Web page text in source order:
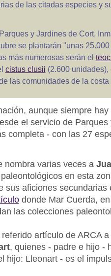
de las citadas especies y
y Jardines de Cort,
se plantarán "unas
más numerosas serán el
cistus clusii (2.600 unidades),
las comunidades de la
aunque siempre
el servicio de
completa - con las 27
nombra varias veces a
en esta
sus aficiones secundarias
donde Mar Cuerda,
las colecciones
artículo de ARCA a
, quienes - padre e hijo -
hijo: Lleonart - es el